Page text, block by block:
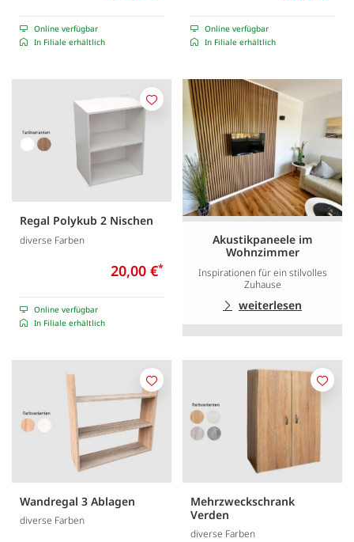
Online verfügbar
In Filiale erhältlich
Online verfügbar
In Filiale erhältlich
Regal Polykub 2 Nischen
diverse Farben
20,00 €*
Online verfügbar
In Filiale erhältlich
Merken
Akustikpaneele im
Wohnzimmer
Inspirationen für ein stilvolles
Zuhause
weiterlesen
Wandregal 3 Ablagen
diverse Farben
Merken
Mehrzweckschrank
Verden
diverse Farben